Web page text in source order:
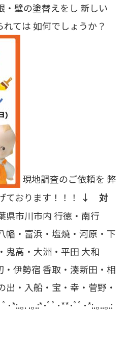
・壁の塗替えをし 新しい
ては 如何でしょうか？
現地調査のご依頼を 弊
おります！！！
↓ 対
県市川市内 行徳・南行
幡・富浜・塩焼・河原・下
鬼高・大洲・平田 大和
伊勢宿 香取・湊新田・相
出・入船・宝・幸・菅野・
･*:.｡. .｡.:*･ﾟﾟ･**･ﾟﾟ･*:.｡..｡.: